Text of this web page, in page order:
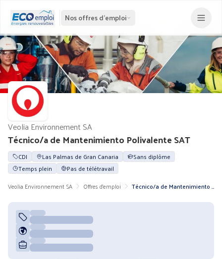
Nos offres d'emploi
Técnico/a de Mantenimiento Polivalente SAT
Veolia Environnement SA
CDI Las Palmas de Gran Canaria
Sans diplôme
Temps plein
Pas de télétravail
Veolia Environnement SA
Offres d'emploi Técnico/a de Mantenimiento Polivalente SAT